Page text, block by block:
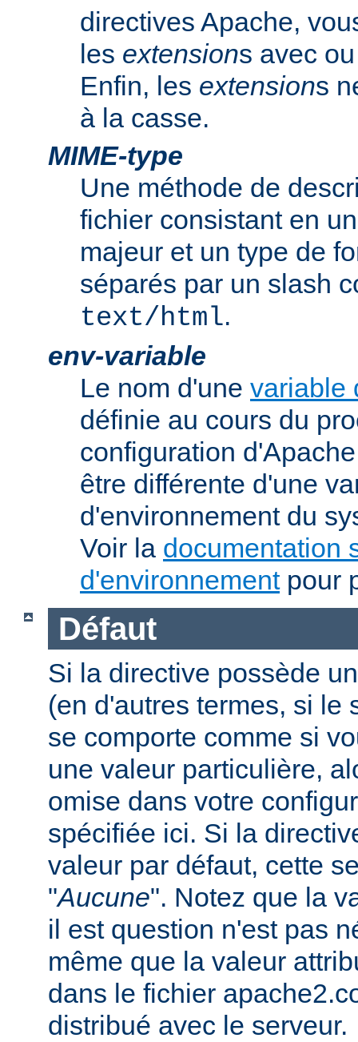
directives Apache,
les extensions avec
Enfin, les extensions
à la casse.
MIME-type
Une méthode de
fichier consistant en
majeur et un type de
séparés par un slash
text/html.
env-variable
Le nom d'une variable
définie au cours du
configuration
être différente d'une
d'environnement du
Voir la documentation
d'environnementpour
Défaut
Si la directive possède
(en d'autres termes, si le
se comporte comme si
une valeur particulière,
omise dans votre
spécifiée ici. Si la
valeur par défaut, cette
"Aucune". Notez que la
il est question n'est pas
même que la valeur
dans le fichier
distribué avec le serveur.